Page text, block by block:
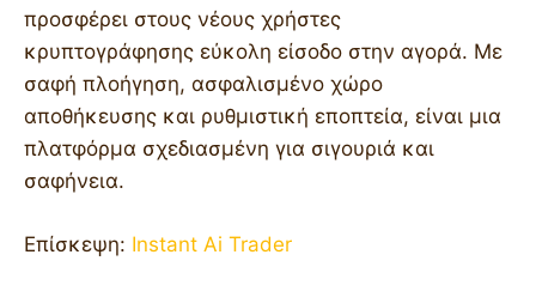
προσφέρει στους νέους χρήστες
κρυπτογράφησης εύκολη είσοδο στην αγορά. Με
σαφή πλοήγηση, ασφαλισμένο χώρο
αποθήκευσης και ρυθμιστική εποπτεία, είναι μια
πλατφόρμα σχεδιασμένη για σιγουριά και
σαφήνεια.
Επίσκεψη: Instant Ai Trader